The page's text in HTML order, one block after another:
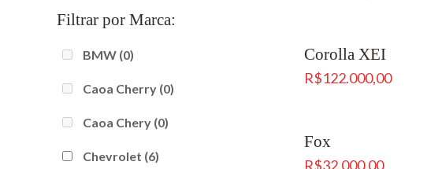
Corolla XEI
R$122.000,00
Fox
R$32.000,00
Filtrar por Marca:
BMW (0)
Caoa Cherry (0)
Caoa Chery (0)
Chevrolet (6)